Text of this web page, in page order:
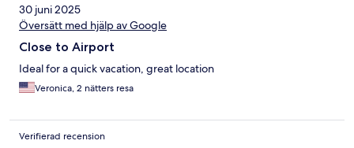
30 juni 2025
Översätt med hjälp av Google
Close to Airport
Ideal for a quick vacation, great location
Veronica, 2 nätters resa
Verifierad recension